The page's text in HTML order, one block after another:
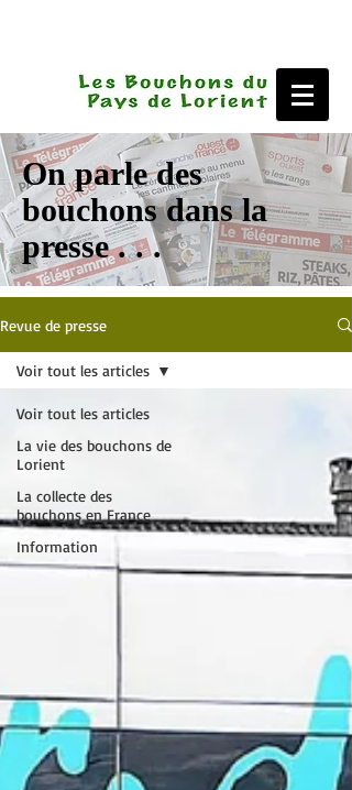
On parle des
bouchons dans la
presse . . .
Revue de presse
Voir tout les articles
La vie des bouchons de
Lorient
La collecte des
bouchons en France
Information
Voir tout les articles